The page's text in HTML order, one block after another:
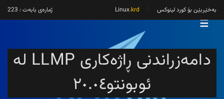
بەخێربێن بۆ کورد لینوکس .krd ژمارەی بابەت : 223
☰
دامەزراندنی ڕاژەکاری LLMP لە
ئوبونتو٢٠.٠٤